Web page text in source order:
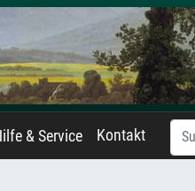
& Service Kontakt